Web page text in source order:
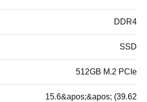
DDR4
SSD
512GB M.2 PCIe
15.6&apos;&apos; (39.62